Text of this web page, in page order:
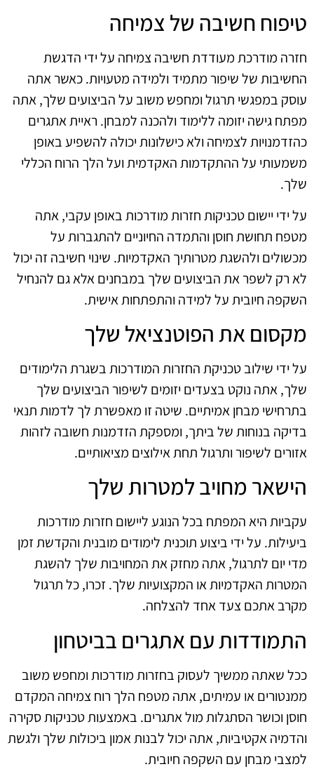
טיפוח חשיבה של צמיחה
חזרה מודרכת מעודדת חשיבה צמיחה על ידי הדגשת
החשיבות של שיפור מתמיד ולמידה מטעויות. כאשר אתה
עוסק במפגשי תרגול ומחפש משוב על הביצועים שלך, אתה
מפתח גישה יזומה ללימוד ולהכנה למבחן. ראיית אתגרים
כהזדמנויות לצמיחה ולא כישלונות יכולה להשפיע באופן
משמעותי על ההתקדמות האקדמית ועל הלך הרוח הכללי
שלך.
על ידי יישום טכניקות חזרות מודרכות באופן עקבי, אתה
מטפח תחושת חוסן והתמדה החיוניים להתגברות על
מכשולים ולהשגת מטרותיך האקדמיות. שינוי חשיבה זה יכול
לא רק לשפר את הביצועים שלך במבחנים אלא גם להנחיל
השקפה חיובית על למידה והתפתחות אישית.
מקסום את הפוטנציאל שלך
על ידי שילוב טכניקת החזרות המודרכות בשגרת הלימודים
שלך, אתה נוקט בצעדים יזומים לשיפור הביצועים שלך
בתרחישי מבחן אמיתיים. שיטה זו מאפשרת לך לדמות תנאי
בדיקה בנוחות של ביתך, ומספקת הזדמנות חשובה לזהות
אזורים לשיפור ותרגול תחת אילוצים מציאותיים.
הישאר מחויב למטרות שלך
עקביות היא המפתח בכל הנוגע ליישום חזרות מודרכות
ביעילות. על ידי ביצוע תוכנית לימודים מובנית והקדשת זמן
מדי יום לתרגול, אתה מחזק את המחויבות שלך להשגת
המטרות האקדמיות או המקצועיות שלך. זכרו, כל תרגול
מקרב אתכם צעד אחד להצלחה.
התמודדות עם אתגרים בביטחון
ככל שאתה ממשיך לעסוק בחזרות מודרכות ומחפש משוב
ממנטורים או עמיתים, אתה מטפח הלך רוח צמיחה המקדם
חוסן וכושר הסתגלות מול אתגרים. באמצעות טכניקות סקירה
והדמיה אקטיביות, אתה יכול לבנות אמון ביכולות שלך ולגשת
למצבי מבחן עם השקפה חיובית.